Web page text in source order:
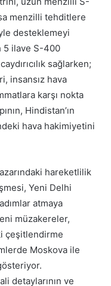
menzilli tehditlere
desteklemeyi
5 ilave S-400
sağlarken;
insansız hava
karşı nokta
Hindistan’ın
hava hakimiyetini
hareketlilik
Yeni Delhi
atmaya
müzakereler,
çeşitlendirme
Moskova ile
detaylarının ve